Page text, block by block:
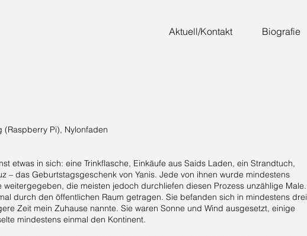
Biografie
Aktuell/Kontakt
(Raspberry Pi), Nylonfaden
etwas in sich: eine Trinkflasche, Einkäufe aus Saids Laden, ein Strandtuch,
– das Geburtstagsgeschenk von Yanis. Jede von ihnen wurde mindestens
die meisten jedoch durchliefen diesen Prozess unzählige Male.
durch den öffentlichen Raum getragen. Sie befanden sich in mindestens drei
Zeit mein Zuhause nannte. Sie waren Sonne und Wind ausgesetzt, einige
mindestens einmal den Kontinent.